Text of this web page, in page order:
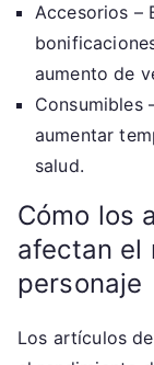
Accesorios –
aumento de
Consumibles
aumentar
salud.
Cómo los
afectan el
personaje
Los artículos